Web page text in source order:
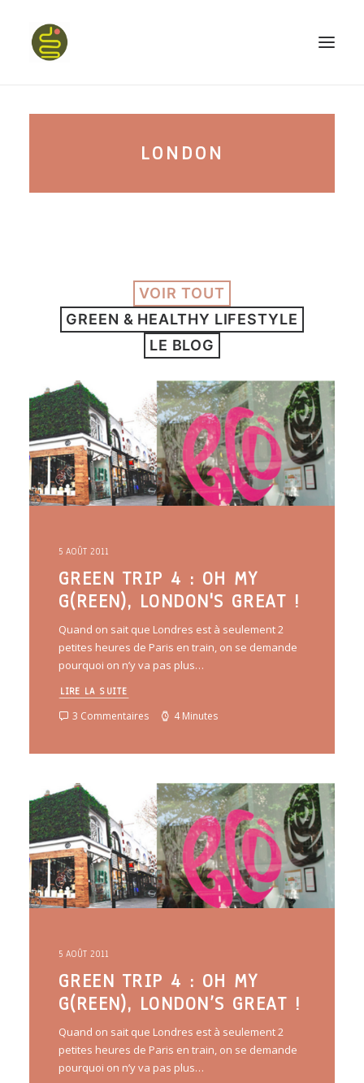
PROGRAMME HAPPY BELLY
CONFÉRENCES
podcast kinoa
YOGA
faire le quiz
Recherche
Panier
LONDON
VOIR TOUT
GREEN & HEALTHY LIFESTYLE
LE BLOG
5 AOÛT 2011
GREEN TRIP 4 : OH MY
G(REEN), LONDON'S GREAT !
Quand on sait que Londres est à seulement 2
petites heures de Paris en train, on se demande
pourquoi on n’y va pas plus…
LIRE LA SUITE
3 Commentaires 4 Minutes
5 AOÛT 2011
GREEN TRIP 4 : OH MY
G(REEN), LONDON’S GREAT !
Quand on sait que Londres est à seulement 2
petites heures de Paris en train, on se demande
pourquoi on n’y va pas plus…